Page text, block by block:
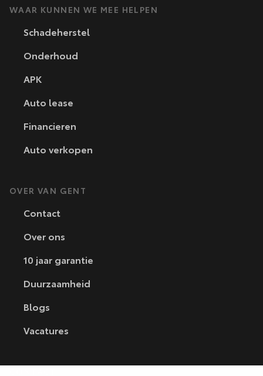
WAAR KUNNEN WE MEE HELPEN
Schadeherstel
Onderhoud
APK
Auto lease
Financieren
Auto verkopen
OVER VAN GENT
Contact
Over ons
10 jaar garantie
Duurzaamheid
Blogs
Vacatures